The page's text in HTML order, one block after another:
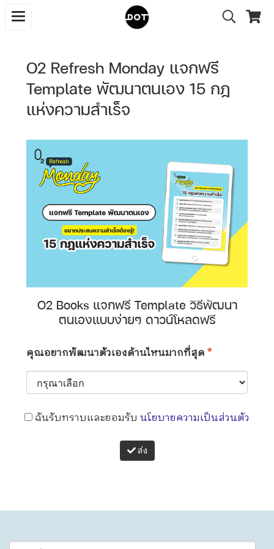
O2 Refresh Monday แจกฟรี
Template พัฒนาตนเอง 15 กฎ
แห่งความสำเร็จ
O2 Books แจกฟรี Template วิธีพัฒนา
ตนเองแบบง่ายๆ ดาวน์โหลดฟรี
คุณอยากพัฒนาตัวเองด้านไหนมากที่สุด*
ฉันรับทราบและยอมรับ นโยบายความเป็นส่วนตัว
ส่ง